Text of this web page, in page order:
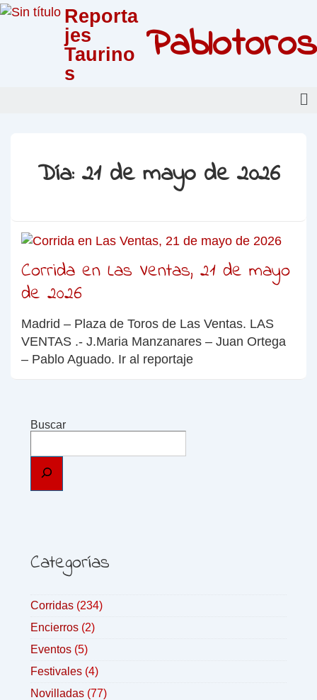
Reporta
jes
Taurino
s
Pablotoros
Día: 21 de mayo de 2026
Corrida en Las Ventas, 21 de mayo
de 2026
Madrid – Plaza de Toros de Las Ventas. LAS
VENTAS .- J.Maria Manzanares – Juan Ortega
– Pablo Aguado. Ir al reportaje
Buscar
Categorías
Corridas (234)
Encierros (2)
Eventos (5)
Festivales (4)
Novilladas (77)